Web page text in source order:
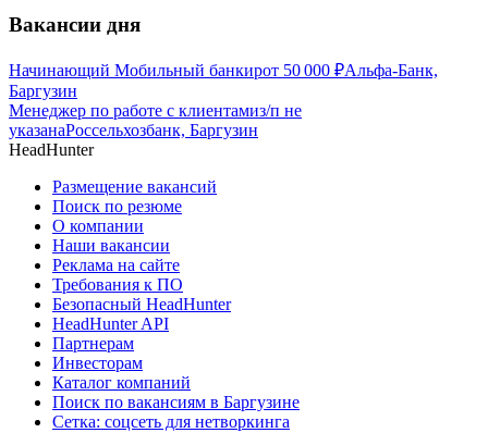
Вакансии дня
Начинающий Мобильный банкирот 50 000 ₽Альфа-Банк,
Баргузин
Менеджер по работе с клиентамиз/п не
указанаРоссельхозбанк, Баргузин
HeadHunter
Размещение вакансий
Поиск по резюме
О компании
Наши вакансии
Реклама на сайте
Требования к ПО
Безопасный HeadHunter
HeadHunter API
Партнерам
Инвесторам
Каталог компаний
Поиск по вакансиям в Баргузине
Сетка: соцсеть для нетворкинга